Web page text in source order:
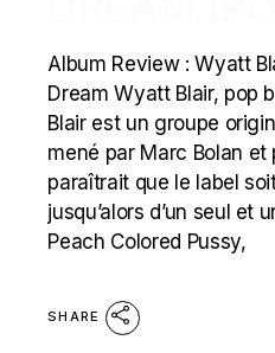
Album Review : Wyatt
Dream Wyatt Blair, pop
Blair est un groupe
mené par Marc Bolan et
paraîtrait que le label
jusqu’alors d’un seul et
Peach Colored Pussy,
SHARE